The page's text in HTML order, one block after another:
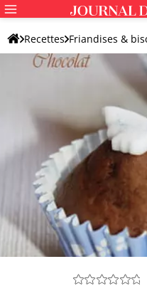
Recettes Friandises &
Muffin aux pépites de